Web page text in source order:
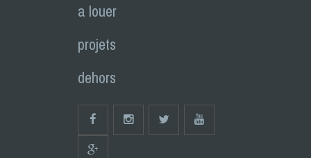
a louer
projets
dehors